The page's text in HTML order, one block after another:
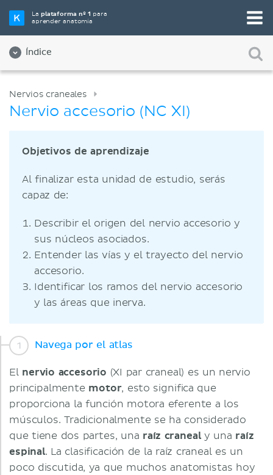
Laplataforma nº 1 para
aprender anatomía
Índice
Nervios craneales
Nervio accesorio (NC XI)
Objetivos de aprendizaje
Al finalizar esta unidad de estudio, serás
capaz de:
Describir el origen del nervio accesorio y
sus núcleos asociados.
Entender las vías y el trayecto del nervio
accesorio.
Identificar los ramos del nervio accesorio
y las áreas que inerva.
Navega por el atlas
El nervio accesorio (XI par craneal) es un nervio
principalmente motor, esto significa que
proporciona la función motora eferente a los
músculos. Tradicionalmente se ha considerado
que tiene dos partes, una raíz craneal y una raíz
espinal. La clasificación de la raíz craneal es un
poco discutida, ya que muchos anatomistas hoy